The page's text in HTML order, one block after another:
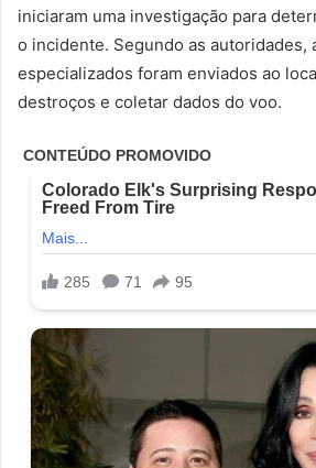
iniciaram uma investigação para
o incidente. Segundo as autoridades,
especializados foram enviados ao
destroços e coletar dados do voo.